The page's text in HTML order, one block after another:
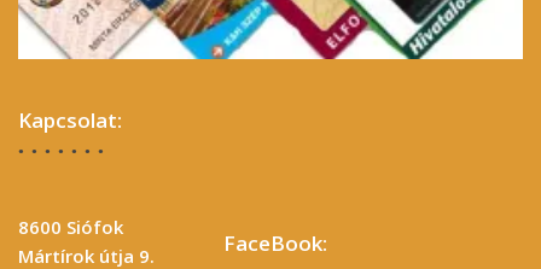
Kapcsolat:
8600 Siófok
Mártírok útja 9.
FaceBook: